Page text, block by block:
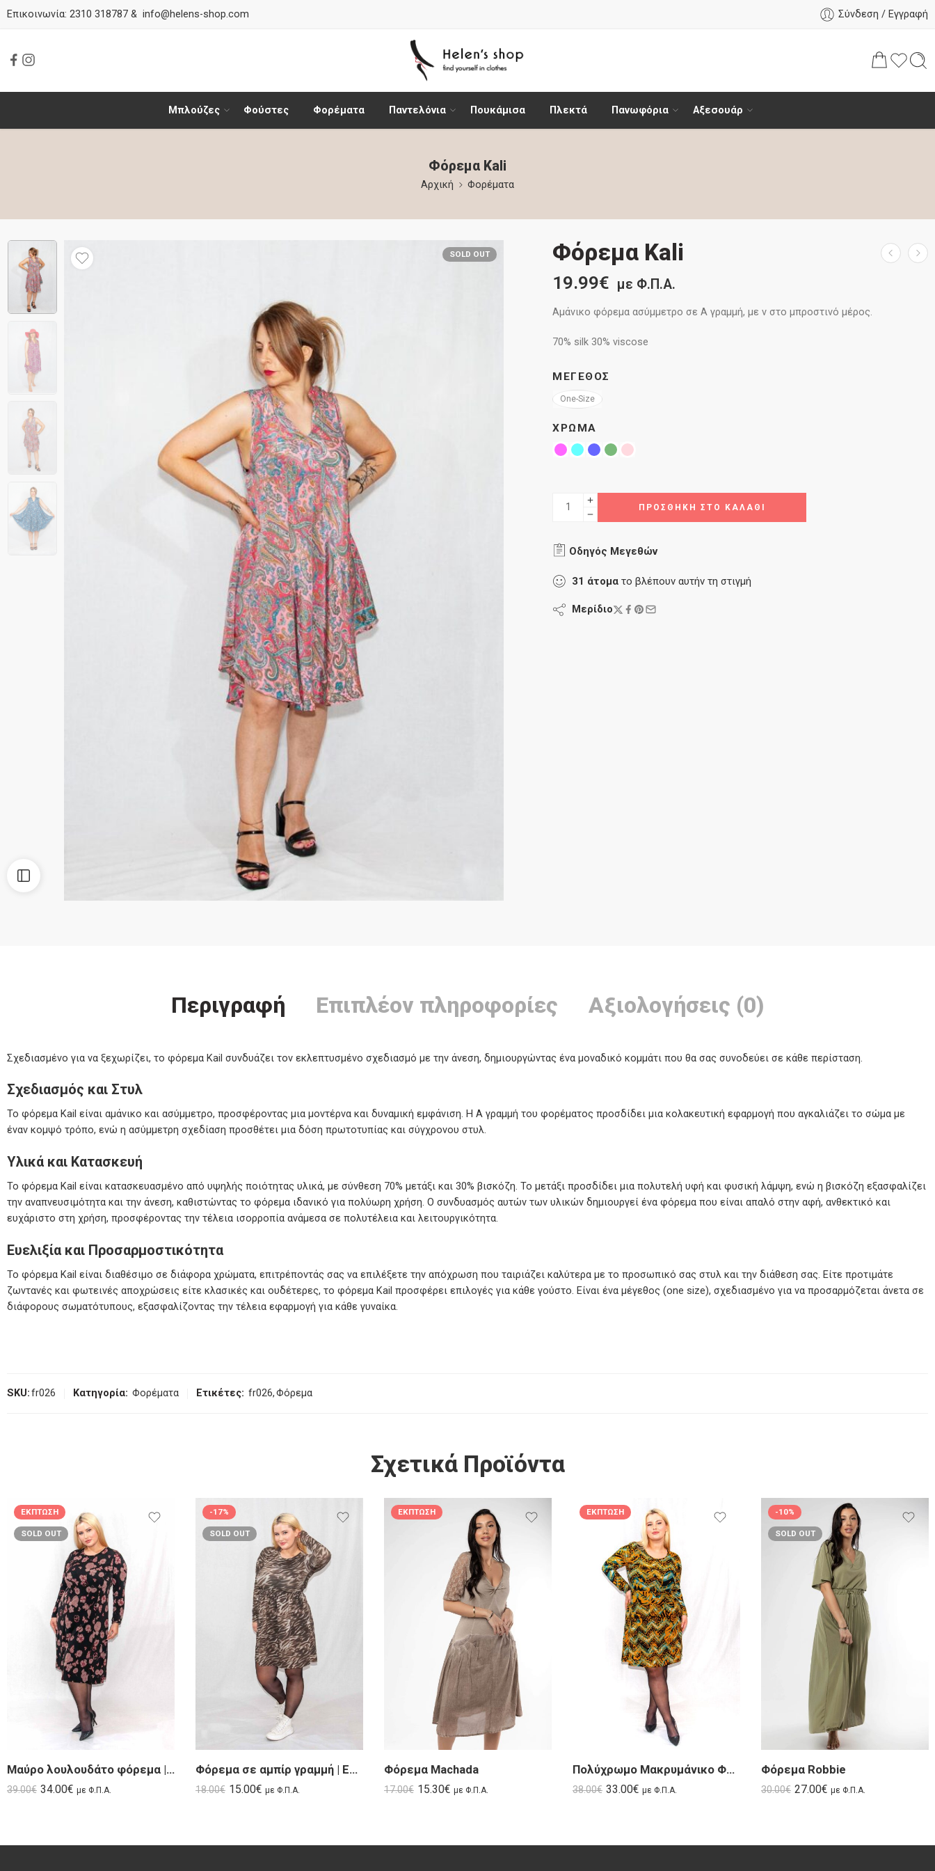
Επικοινωνία: 2310 318787 & info@helens-shop.com Σύνδεση / Εγγραφή
Μπλούζες Φούστες Φορέματα Παντελόνια Πουκάμισα Πλεκτά Πανωφόρια Αξεσουάρ
Φόρεμα Kali
Αρχική Φορέματα
SOLD OUT Φόρεμα Kali
19.99€ με Φ.Π.Α.
Αμάνικο φόρεμα ασύμμετρο σε Α γραμμή, με v στο μπροστινό μέρος.
70% silk 30% viscose
ΜΈΓΕΘΟΣ
One-Size
ΧΡΏΜΑ
ΠΡΟΣΘΉΚΗ ΣΤΟ ΚΑΛΆΘΙ
Οδηγός Μεγεθών
31 άτομα το βλέπουν αυτήν τη στιγμή
Μερίδιο
Περιγραφή Επιπλέον πληροφορίες Αξιολογήσεις (0)
Σχεδιασμένο για να ξεχωρίζει, το φόρεμα Kail συνδυάζει τον εκλεπτυσμένο σχεδιασμό με την άνεση, δημιουργώντας ένα μοναδικό κομμάτι που θα σας συνοδεύει σε κάθε περίσταση.
Σχεδιασμός και Στυλ
Το φόρεμα Kail είναι αμάνικο και ασύμμετρο, προσφέροντας μια μοντέρνα και δυναμική εμφάνιση. Η Α γραμμή του φορέματος προσδίδει μια κολακευτική εφαρμογή που αγκαλιάζει το σώμα με
έναν κομψό τρόπο, ενώ η ασύμμετρη σχεδίαση προσθέτει μια δόση πρωτοτυπίας και σύγχρονου στυλ.
Υλικά και Κατασκευή
Το φόρεμα Kail είναι κατασκευασμένο από υψηλής ποιότητας υλικά, με σύνθεση 70% μετάξι και 30% βισκόζη. Το μετάξι προσδίδει μια πολυτελή υφή και φυσική λάμψη, ενώ η βισκόζη εξασφαλίζει
την αναπνευσιμότητα και την άνεση, καθιστώντας το φόρεμα ιδανικό για πολύωρη χρήση. Ο συνδυασμός αυτών των υλικών δημιουργεί ένα φόρεμα που είναι απαλό στην αφή, ανθεκτικό και
ευχάριστο στη χρήση, προσφέροντας την τέλεια ισορροπία ανάμεσα σε πολυτέλεια και λειτουργικότητα.
Ευελιξία και Προσαρμοστικότητα
Το φόρεμα Kail είναι διαθέσιμο σε διάφορα χρώματα, επιτρέποντάς σας να επιλέξετε την απόχρωση που ταιριάζει καλύτερα με το προσωπικό σας στυλ και την διάθεση σας. Είτε προτιμάτε
ζωντανές και φωτεινές αποχρώσεις είτε κλασικές και ουδέτερες, το φόρεμα Kail προσφέρει επιλογές για κάθε γούστο. Είναι ένα μέγεθος (one size), σχεδιασμένο για να προσαρμόζεται άνετα σε
διάφορους σωματότυπους, εξασφαλίζοντας την τέλεια εφαρμογή για κάθε γυναίκα.
SKU:fr026 Κατηγορία: Φορέματα Ετικέτες: fr026,Φόρεμα
Σχετικά Προϊόντα
ΈΚΠΤΩΣΗ
SOLD OUT
Μαύρο λουλουδάτο φόρεμα | Rosa
39.00€ 34.00€ με Φ.Π.Α.
-17%
SOLD OUT
Φόρεμα σε αμπίρ γραμμή | Empera
18.00€ 15.00€ με Φ.Π.Α.
ΈΚΠΤΩΣΗ
Φόρεμα Machada
17.00€ 15.30€ με Φ.Π.Α.
ΈΚΠΤΩΣΗ
Πολύχρωμο Μακρυμάνικο Φόρεμα | Bamile
38.00€ 33.00€ με Φ.Π.Α.
-10%
SOLD OUT
Φόρεμα Robbie
30.00€ 27.00€ με Φ.Π.Α.